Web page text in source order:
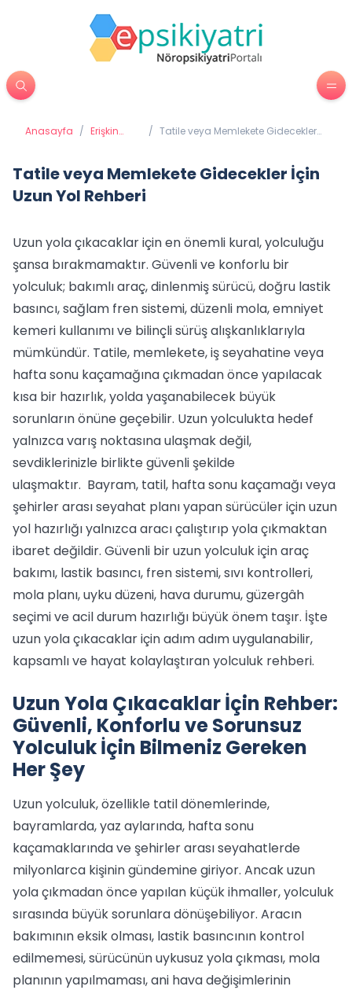
Anasayfa / Erişkin
/ Tatile veya Memlekete Gidecekler
Tatile veya Memlekete Gidecekler İçin
Uzun Yol Rehberi
Uzun yola çıkacaklar için en önemli kural, yolculuğu
şansa bırakmamaktır. Güvenli ve konforlu bir
yolculuk; bakımlı araç, dinlenmiş sürücü, doğru lastik
basıncı, sağlam fren sistemi, düzenli mola, emniyet
kemeri kullanımı ve bilinçli sürüş alışkanlıklarıyla
mümkündür. Tatile, memlekete, iş seyahatine veya
hafta sonu kaçamağına çıkmadan önce yapılacak
kısa bir hazırlık, yolda yaşanabilecek büyük
sorunların önüne geçebilir. Uzun yolculukta hedef
yalnızca varış noktasına ulaşmak değil,
sevdiklerinizle birlikte güvenli şekilde
ulaşmaktır. Bayram, tatil, hafta sonu kaçamağı veya
şehirler arası seyahat planı yapan sürücüler için uzun
yol hazırlığı yalnızca aracı çalıştırıp yola çıkmaktan
ibaret değildir. Güvenli bir uzun yolculuk için araç
bakımı, lastik basıncı, fren sistemi, sıvı kontrolleri,
mola planı, uyku düzeni, hava durumu, güzergâh
seçimi ve acil durum hazırlığı büyük önem taşır. İşte
uzun yola çıkacaklar için adım adım uygulanabilir,
kapsamlı ve hayat kolaylaştıran yolculuk rehberi.
Uzun Yola Çıkacaklar İçin Rehber:
Güvenli, Konforlu ve Sorunsuz
Yolculuk İçin Bilmeniz Gereken
Her Şey
Uzun yolculuk, özellikle tatil dönemlerinde,
bayramlarda, yaz aylarında, hafta sonu
kaçamaklarında ve şehirler arası seyahatlerde
milyonlarca kişinin gündemine giriyor. Ancak uzun
yola çıkmadan önce yapılan küçük ihmaller, yolculuk
sırasında büyük sorunlara dönüşebiliyor. Aracın
bakımının eksik olması, lastik basıncının kontrol
edilmemesi, sürücünün uykusuz yola çıkması, mola
planının yapılmaması, ani hava değişimlerinin